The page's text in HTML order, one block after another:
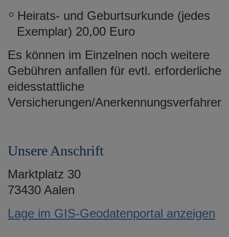
Heirats- und Geburtsurkunde (jedes
Exemplar) 20,00 Euro
Es können im Einzelnen noch weitere
Gebühren anfallen für evtl. erforderliche
eidesstattliche
Versicherungen/
Unsere Anschrift
Marktplatz 30
73430 Aalen
Lage im GIS-Geodatenportal anzeigen